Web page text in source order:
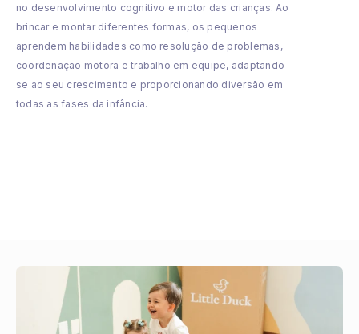
no desenvolvimento cognitivo e motor das crianças. Ao
brincar e montar diferentes formas, os pequenos
aprendem habilidades como resolução de problemas,
coordenação motora e trabalho em equipe, adaptando-
se ao seu crescimento e proporcionando diversão em
todas as fases da infância.